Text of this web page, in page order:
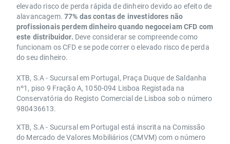
elevado risco de perda rápida de dinheiro devido ao efeito de
alavancagem. 77% das contas de investidores não
profissionais perdem dinheiro quando negoceiam CFD com
este distribuidor. Deve considerar se compreende como
funcionam os CFD e se pode correr o elevado risco de perda
do seu dinheiro.
XTB, S.A - Sucursal em Portugal, Praça Duque de Saldanha
nº1, piso 9 Fração A, 1050-094 Lisboa Registada na
Conservatória do Registo Comercial de Lisboa sob o número
980436613.
XTB, S.A - Sucursal em Portugal está inscrita na Comissão
do Mercado de Valores Mobiliários (CMVM) com o número